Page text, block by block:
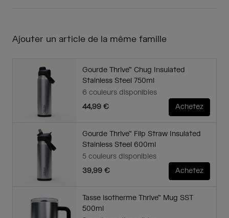
Ajouter un article de la même famille
Gourde Thrive™ Chug Insulated
Stainless Steel 750ml
6 couleurs disponibles
44,99 €
Achetez
Gourde Thrive™ Flip Straw Insulated
Stainless Steel 600ml
5 couleurs disponibles
39,99 €
Achetez
Tasse isotherme Thrive™ Mug SST
500ml